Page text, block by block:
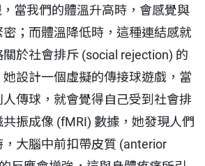
當我們的體溫升高時，會感覺與
；而體溫降低時，這種連結感就
於社會排斥 (social rejection) 的
設計一個虛擬的傳接球遊戲，當
傳球，就會覺得自己受到社會排
振成像 (fMRI) 數據，她發現人們
大腦中前扣帶皮質 (anterior